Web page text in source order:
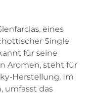
eines
Single
für seine
Aromen, steht für
Herstellung. Im
umfasst das